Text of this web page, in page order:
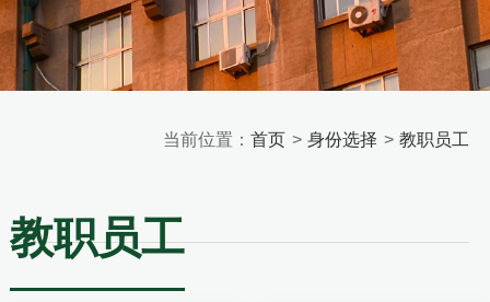
当前位置：首页 > 身份选择 > 教职员工
教职员工